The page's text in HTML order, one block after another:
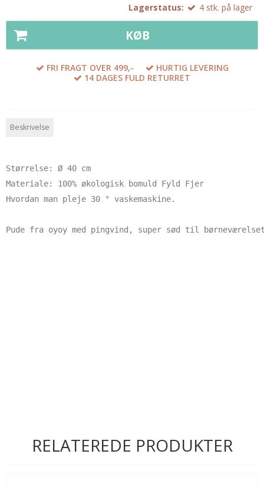
Lagerstatus:
4 stk. på lager
KØB
FRI FRAGT OVER 499,-
HURTIG LEVERING
14 DAGES FULD RETURRET
Beskrivelse
Størrelse: Ø 40 cm
Materiale: 100% økologisk bomuld Fyld Fjer
Hvordan man pleje 30 ° vaskemaskine.
Pude fra oyoy med pingvind, super sød til
RELATEREDE PRODUKTER